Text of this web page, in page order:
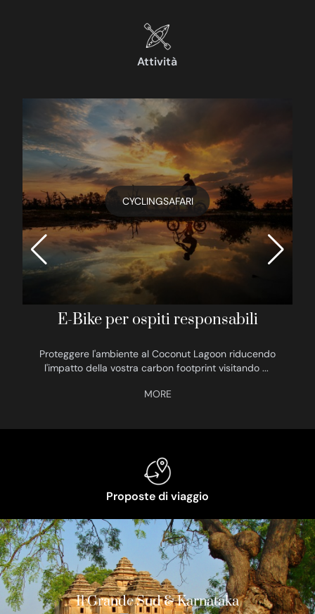
Attività
CYCLINGSAFARI
E-Bike per ospiti responsabili
Proteggere l'ambiente al Coconut Lagoon riducendo
l'impatto della vostra carbon footprint visitando ...
Proposte di viaggio
Il Grande Sud & Karnataka